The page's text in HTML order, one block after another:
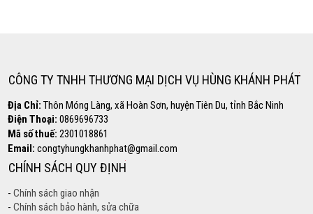
CÔNG TY TNHH THƯƠNG MẠI DỊCH VỤ HÙNG KHÁNH PHÁT
Địa Chỉ: Thôn Móng Làng, xã Hoàn Sơn, huyện Tiên Du, tỉnh Bắc Ninh
Điện Thoại: 0869696733
Mã số thuế: 2301018861
Email: congtyhungkhanhphat@gmail.com
CHÍNH SÁCH QUY ĐỊNH
- Chính sách giao nhận
- Chính sách bảo hành, sửa chữa